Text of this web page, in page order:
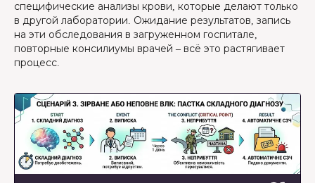
специфические анализы крови, которые делают только
в другой лаборатории. Ожидание результатов, запись
на эти обследования в загруженном госпитале,
повторные консилиумы врачей – всё это растягивает
процесс.